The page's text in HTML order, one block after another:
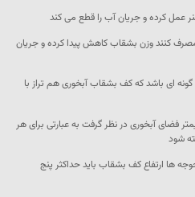
عمل کرده و جریان آب را قطع می کند
کنند وزن بشقاب کاهش پیدا کرده و جریان
ای باشد که کف بشقاب آبخوری هم تراز با
فضای آبخوری در نظر گرفت به عبارتی برای هر
ها ارتفاع کف بشقاب باید حداکثر پنج